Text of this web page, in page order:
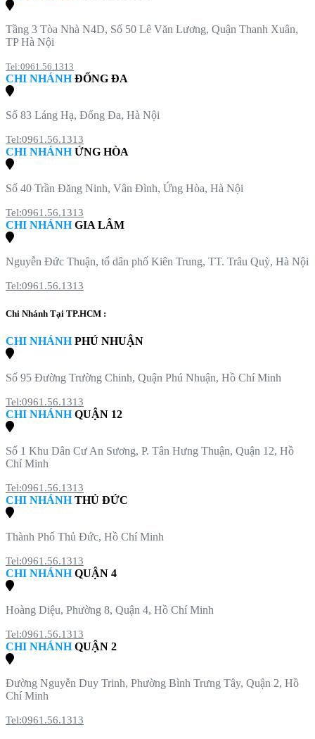
Tầng 3 Tòa Nhà N4D, Số 50 Lê Văn Lương, Quận Thanh Xuân,
TP Hà Nội
Tel:0961.56.1313
CHI NHÁNHĐỐNG ĐA
Số 83 Láng Hạ, Đống Đa, Hà Nội
Tel:0961.56.1313
CHI NHÁNHỨNG HÒA
Số 40 Trần Đăng Ninh, Vân Đình, Ứng Hòa, Hà Nội
Tel:0961.56.1313
CHI NHÁNHGIA LÂM
Nguyễn Đức Thuận, tổ dân phố Kiên Trung, TT. Trâu Quỳ, Hà Nội
Tel:0961.56.1313
Chi Nhánh Tại TP.HCM :
CHI NHÁNHPHÚ NHUẬN
Số 95 Đường Trường Chinh, Quận Phú Nhuận, Hồ Chí Minh
Tel:0961.56.1313
CHI NHÁNHQUẬN 12
Số 1 Khu Dân Cư An Sương, P. Tân Hưng Thuận, Quận 12, Hồ
Chí Minh
Tel:0961.56.1313
CHI NHÁNHTHỦ ĐỨC
Thành Phố Thủ Đức, Hồ Chí Minh
Tel:0961.56.1313
CHI NHÁNHQUẬN 4
Hoàng Diệu, Phường 8, Quận 4, Hồ Chí Minh
Tel:0961.56.1313
CHI NHÁNHQUẬN 2
Đường Nguyễn Duy Trinh, Phường Bình Trưng Tây, Quận 2, Hồ
Chí Minh
Tel:0961.56.1313